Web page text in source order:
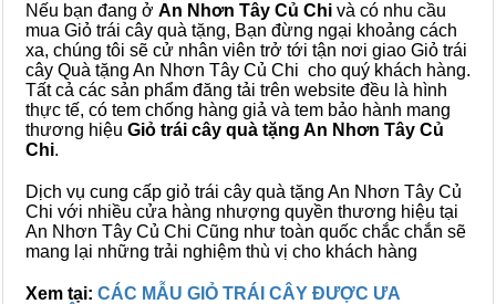
Nếu bạn đang ở An Nhơn Tây Củ Chi và có nhu cầu
mua Giỏ trái cây quà tặng, Bạn đừng ngại khoảng cách
xa, chúng tôi sẽ cử nhân viên trở tới tận nơi giao Giỏ trái
cây Quà tặng An Nhơn Tây Củ Chi cho quý khách hàng.
Tất cả các sản phẩm đăng tải trên website đều là hình
thực tế, có tem chống hàng giả và tem bảo hành mang
thương hiệu Giỏ trái cây quà tặng An Nhơn Tây Củ
Chi.
Dịch vụ cung cấp giỏ trái cây quà tặng An Nhơn Tây Củ
Chi với nhiều cửa hàng nhượng quyền thương hiệu tại
An Nhơn Tây Củ Chi Cũng như toàn quốc chắc chắn sẽ
mang lại những trải nghiệm thù vị cho khách hàng
Xem tại: CÁC MẪU GIỎ TRÁI CÂY ĐƯỢC ƯA